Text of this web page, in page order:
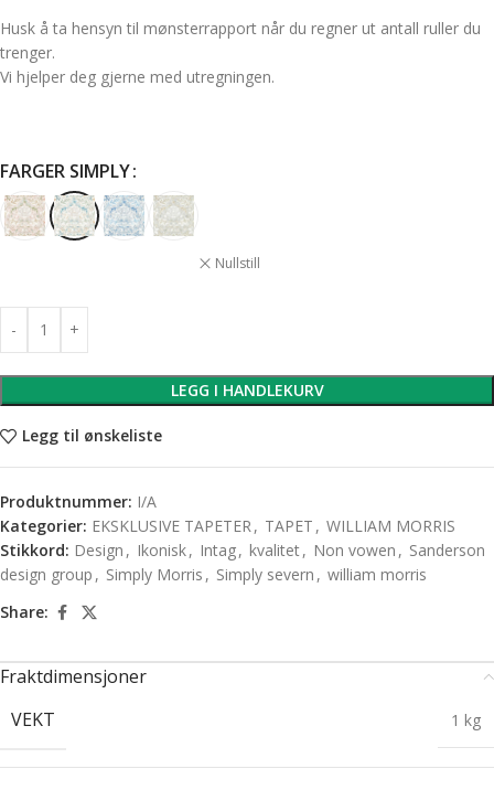
Husk å ta hensyn til mønsterrapport når du regner ut antall ruller du
trenger.
Vi hjelper deg gjerne med utregningen.
FARGER SIMPLY
Nullstill
LEGG I HANDLEKURV
Legg til ønskeliste
Produktnummer: I/A
Kategorier: EKSKLUSIVE TAPETER, TAPET , WILLIAM MORRIS
Stikkord: Design , Ikonisk, Intag, kvalitet, Non vowen , Sanderson
design group , Simply Morris , Simply severn , william morris
Share:
Fraktdimensjoner
VEKT
1 kg